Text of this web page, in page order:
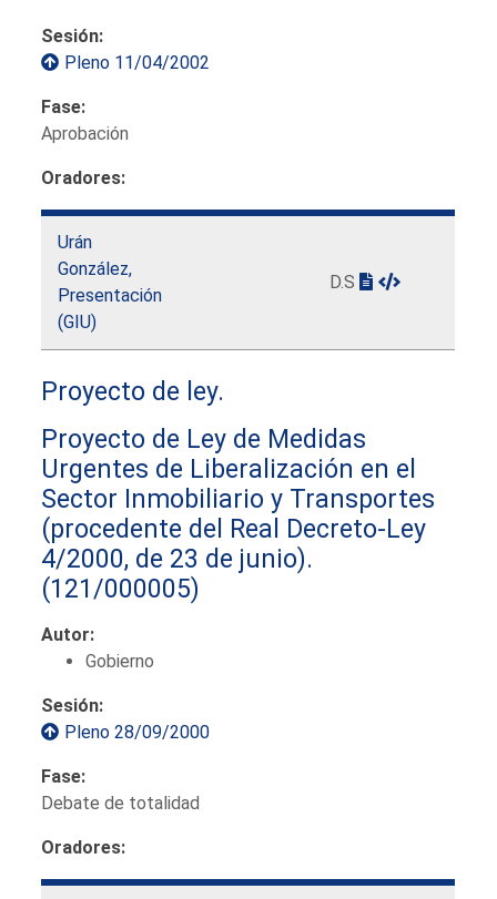
Sesión:
Pleno 11/04/2002
Fase:
Aprobación
Oradores:
Urán
González,
Presentación
(GIU)
D.S
Proyecto de ley.
Proyecto de Ley de Medidas
Urgentes de Liberalización en el
Sector Inmobiliario y Transportes
(procedente del Real Decreto-Ley
4/2000, de 23 de junio).
(121/000005)
Autor:
Gobierno
Sesión:
Pleno 28/09/2000
Fase:
Debate de totalidad
Oradores: